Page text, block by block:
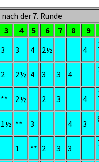
der 7. Runde
3 4 5 6 7 8 9
3 3 4 2½ 4
2 2½ 4 3 3 4
** 2½ 2 3 4
1½ ** 3 4 3
1 ** 2 3 3